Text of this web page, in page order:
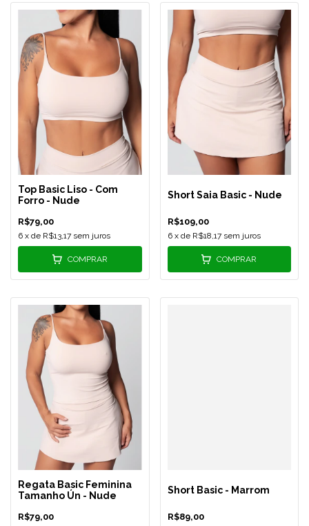
Top Basic Liso - Com
Forro - Nude
R$79,00
6 x de R$13,17 sem juros
COMPRAR
Short Saia Basic - Nude
R$109,00
6 x de R$18,17 sem juros
COMPRAR
Regata Basic Feminina
Tamanho Ún - Nude
R$79,00
Short Basic - Marrom
R$89,00